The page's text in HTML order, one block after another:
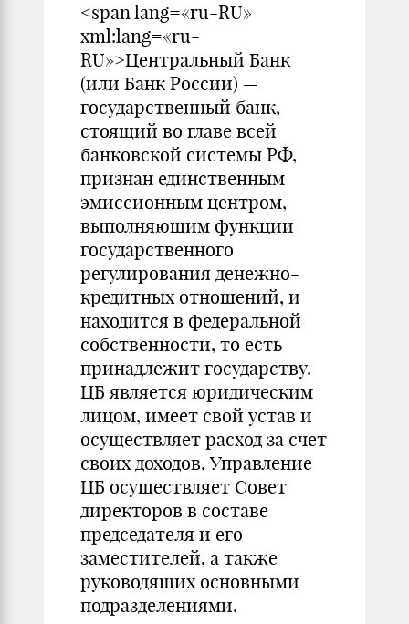
<span lang=«ru-RU»
xml:lang=«ru-
RU»>Центральный Банк
(или Банк России) —
государственный банк,
стоящий во главе всей
банковской системы РФ,
признан единственным
эмиссионным центром,
выполняющим функции
государственного
регулирования денежно-
кредитных отношений, и
находится в федеральной
собственности, то есть
принадлежит государству.
ЦБ является юридическим
лицом, имеет свой устав и
осуществляет расход за счет
своих доходов. Управление
ЦБ осуществляет Совет
директоров в составе
председателя и его
заместителей, а также
руководящих основными
подразделениями.